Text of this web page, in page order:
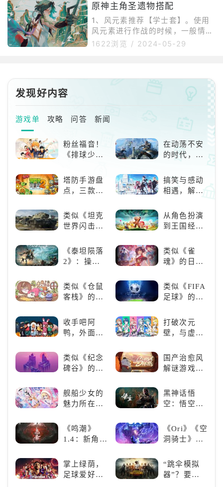
外，玩家还可以通过指令服界面
输入特定的指令代码来修改角色的
服装。这需要在
元素战技后的10秒内，2件套的效
果提高50%，该效果最多叠加3
次。3、获取途径：无妄引咎密
宫：祝圣秘境：寒霜Ⅲ至Ⅳ概率掉
落、合成台“还圣奥迹”获取。追忆
素战技时，如果角色的元素能量高
原神主角圣遗物搭配
1、风元素推荐【学士套】。使用
风元素进行作战的时候，一般情况
下就是充当工具人的作用，刚好契
2、岩元素推荐【赌徒+角斗】、
【角斗+宗室】.岩元素的主角相对
来说输出能力还是非常强的，所以
使用相应的输出套装进行组合搭
高额的伤害，上面两套加伤害的圣
遗物都是比
1622浏览 / 2024-05-29
发现好内容
游戏单 攻略 问答 新闻
粉丝福音！
《排球少
HIGH!!》手
游还原经典
名场面
在动荡不安
的时代，踏
塔防手游盘
点，三款不
防佳作
搞笑与感动
相遇，解锁
的魅力
类似《坦克
世界闪击
（WOTB）
的军事类游
爱的装备出
发吧！
从角色扮演
到王国经
游为何能俘
获玩家心？
《泰坦陨落
2》：操控
未来战场；
跑酷突袭，
类似《雀
魂》的日系
好看的ACG
看板娘们等
类似《仓鼠
客栈》的萌
荐！快来养
赛博宠物
吧！
类似《FIFA
足球》的足
荐！快来赢
得世界冠军
吧！
收手吧阿
鸭，外面全
打破次元
壁，与虚拟
写音符物语
类似《纪念
碑谷》的解
荐：体验沉
浸式解谜，
国产治愈风
解谜游戏
丘》
舰船少女的
魅力所在：
线》
黑神话悟
空：悟空携
来，游戏界
的东方巨
《鸣潮》
1.4：新角
情，全新冒
险体验！
《Ori》《空
洞骑士》
胞》横向对
比，不知道
掌上绿荫，
足球爱好者
“跳伞模拟
器”？要